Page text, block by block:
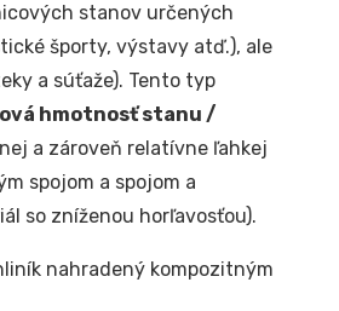
stanov určených
športy, výstavy atď.), ale
a súťaže). Tento typ
hmotnosť stanu /
a zároveň relatívne ľahkej
spojom a spojom a
so zníženou horľavosťou).
nahradený kompozitným